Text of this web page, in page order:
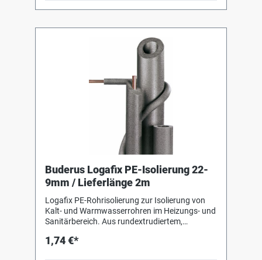
Buderus Logafix PE-Isolierung 22-
9mm / Lieferlänge 2m
Logafix PE-Rohrisolierung zur Isolierung von
Kalt- und Warmwasserrohren im Heizungs- und
Sanitärbereich. Aus rundextrudiertem,
alterungsbeständig und unverrottbar.
1,74 €*